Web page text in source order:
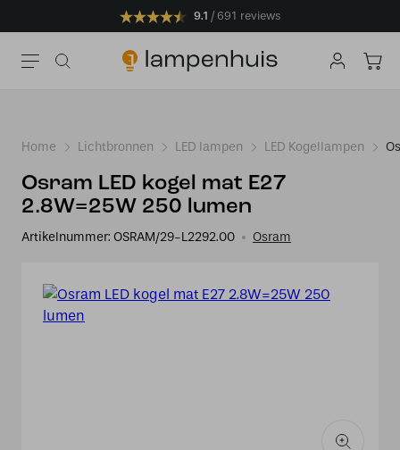
9.1 691 reviews
Home Lichtbronnen LED lampen LED Kogellampen
Osram LED kogel mat E27
2.8W=25W 250 lumen
Artikelnummer: OSRAM/29-L2292.00 Osram